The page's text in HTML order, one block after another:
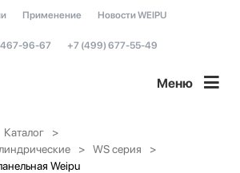
Применение Новости WEIPU
467-96-67 +7 (499) 677-55-49
Меню
Каталог
WS серия
Weipu